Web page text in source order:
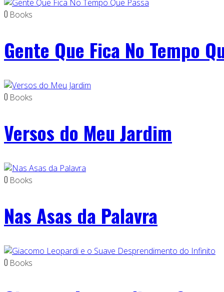
0 Books
Gente Que Fica No Tempo
0 Books
Versos do Meu Jardim
0 Books
Nas Asas da Palavra
0 Books